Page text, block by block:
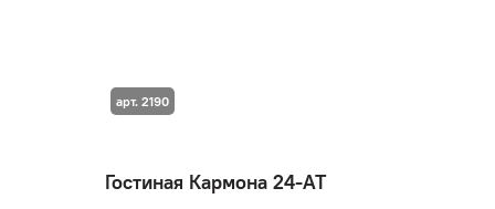
Гостиная Кармона 24-АТ
арт. 2190